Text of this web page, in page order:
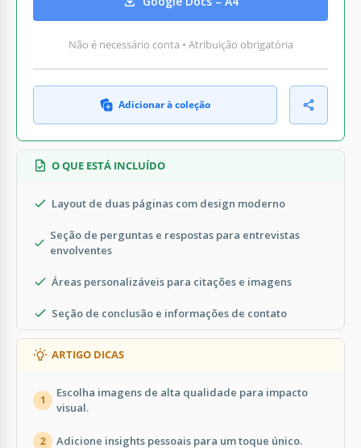
Não é necessário conta • Atribuição obrigatória
Adicionar à coleção
O QUE ESTÁ INCLUÍDO
Layout de duas páginas com design moderno
Seção de perguntas e respostas para entrevistas
envolventes
Áreas personalizáveis para citações e imagens
Seção de conclusão e informações de contato
ARTIGO DICAS
1
Escolha imagens de alta qualidade para impacto
visual.
2 Adicione insights pessoais para um toque único.